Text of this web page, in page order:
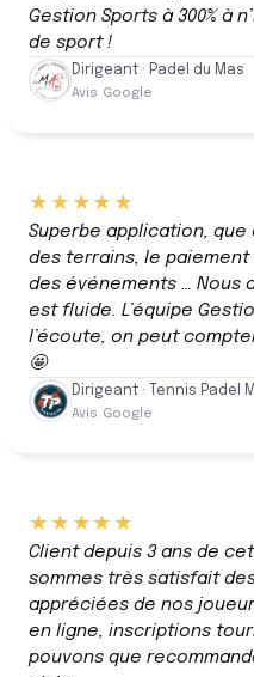
Gestion Sports à 300% à
de sport !
Dirigeant · Padel du Mas
Avis Google
★★★★★
Superbe application,
des terrains, le
des événements … Nous
est fluide. L’équipe
l’écoute, on peut
🤩
Dirigeant · Tennis Padel
Avis Google
★★★★★
Client depuis 3 ans de
sommes très satisfait
appréciées de nos
en ligne, inscriptions
pouvons que